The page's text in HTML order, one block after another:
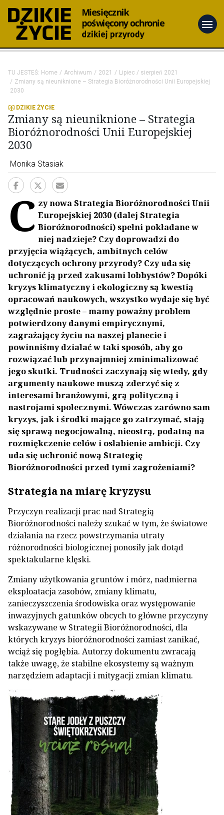
menu
TU JESTEŚ: Home Archiwum 2021
Lipiec / sierpień 2021
Zmiany są nieuniknione – Strategia Bioróżnorodności Unii Europejskiej
2030
DZIKIE ŻYCIE
Zmiany są nieuniknione – Strategia
Bioróżnorodności Unii Europejskiej
2030
Monika Stasiak
C zy nowa Strategia Bioróżnorodności Unii
Europejskiej 2030 (dalej Strategia
Bioróżnorodności) spełni pokładane w
niej nadzieje? Czy doprowadzi do
przyjęcia wiążących, ambitnych celów
dotyczących ochrony przyrody? Czy uda się
uchronić ją przed zakusami lobbystów? Dopóki
kryzys klimatyczny i ekologiczny są kwestią
opracowań naukowych, wszystko wydaje się być
względnie proste – mamy poważny problem
potwierdzony danymi empirycznymi,
zagrażający życiu na naszej planecie i
powinniśmy działać w taki sposób, aby go
rozwiązać lub przynajmniej zminimalizować
jego skutki. Trudności zaczynają się wtedy, gdy
argumenty naukowe muszą zderzyć się z
interesami branżowymi, grą polityczną i
nastrojami społecznymi. Wówczas zarówno sam
kryzys, jak i środki mające go zatrzymać, stają
się sprawą negocjowalną, nieostrą, podatną na
rozmiękczenie celów i osłabienie ambicji. Czy
uda się uchronić nową Strategię
Bioróżnorodności przed tymi zagrożeniami?
Strategia na miarę kryzysu
Przyczyn realizacji prac nad Strategią
Bioróżnorodności należy szukać w tym, że światowe
działania na rzecz powstrzymania utraty
różnorodności biologicznej ponosiły jak dotąd
spektakularne klęski.
Zmiany użytkowania gruntów i mórz, nadmierna
eksploatacja zasobów, zmiany klimatu,
zanieczyszczenia środowiska oraz występowanie
inwazyjnych gatunków obcych to główne przyczyny
wskazywane w Strategii Bioróżnorodności, dla
których kryzys bioróżnorodności zamiast zanikać,
wciąż się pogłębia. Autorzy dokumentu zwracają
także uwagę, że stabilne ekosystemy są ważnym
narzędziem adaptacji i mitygacji zmian klimatu.